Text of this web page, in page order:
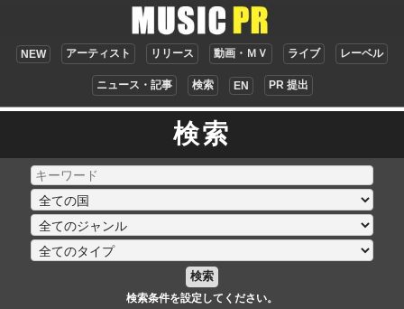
NEW アーティスト リリース 動画・ＭＶ ライブ レーベル
ニュース・記事 検索 EN PR 提出
検索
検索
検索条件を設定してください。